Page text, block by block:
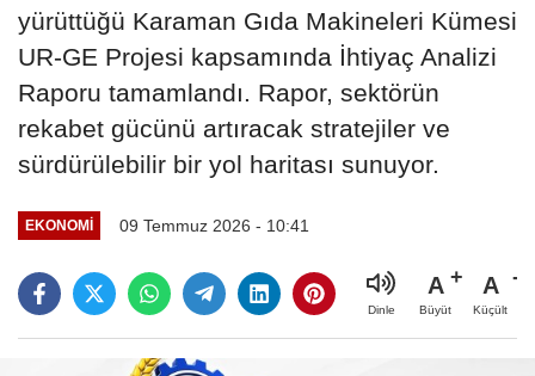
yürüttüğü Karaman Gıda Makineleri Kümesi
UR-GE Projesi kapsamında İhtiyaç Analizi
Raporu tamamlandı. Rapor, sektörün
rekabet gücünü artıracak stratejiler ve
sürdürülebilir bir yol haritası sunuyor.
EKONOMI 09 Temmuz 2026 - 10:41
Dinle
A
Büyüt
A
Küçült